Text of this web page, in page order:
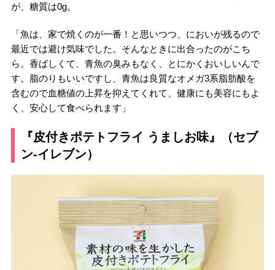
が、糖質は0g。
「魚は、家で焼くのが一番！と思いつつ、においが残るので
最近では避け気味でした。そんなときに出合ったのがこち
ら。香ばしくて、青魚の臭みもなく、とにかくおいしいんで
す。脂のりもいいですし、青魚は良質なオメガ3系脂肪酸を
含むので血糖値の上昇を抑えてくれて、健康にも美容にもよ
く、安心して食べられます」
『皮付きポテトフライ うましお味』（セブ
ン-イレブン）